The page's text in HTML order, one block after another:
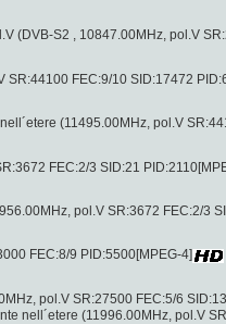
(DVB-S2 , 10847.00MHz, pol.V
FEC:9/10 SID:17472
(11495.00MHz, pol.V
FEC:2/3 SID:21
pol.V SR:3672 FEC:2/3
FEC:8/9 PID:5500[MPEG-4]
pol.V SR:27500 FEC:5/6
nell´etere (11996.00MHz, pol.V